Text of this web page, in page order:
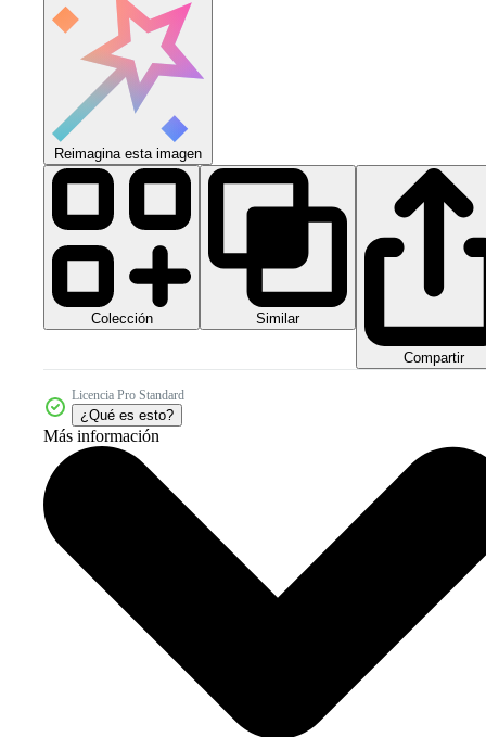
Reimagina esta imagen
Colección Similar
Compartir
Licencia Pro Standard
¿Qué es esto?
Más información